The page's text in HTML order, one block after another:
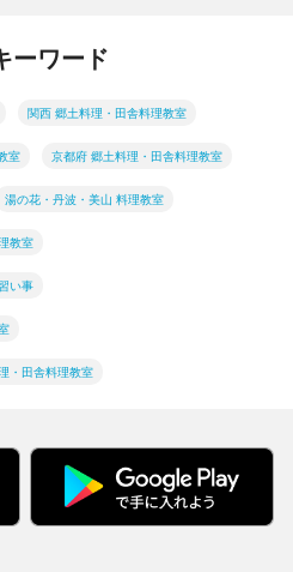
ーワード
関西 郷土料理・田舎料理教室
室 京都府 郷土料理・田舎料理教室
湯の花・丹波・美山 料理教室
教室
い事
・田舎料理教室